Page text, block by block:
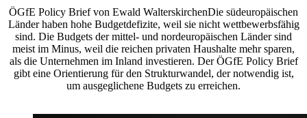
ÖGfE Policy Brief von Ewald WalterskirchenDie südeuropäischen
Länder haben hohe Budgetdefizite, weil sie nicht wettbewerbsfähig
sind. Die Budgets der mittel- und nordeuropäischen Länder sind
meist im Minus, weil die reichen privaten Haushalte mehr sparen,
als die Unternehmen im Inland investieren. Der ÖGfE Policy Brief
gibt eine Orientierung für den Strukturwandel, der notwendig ist,
um ausgeglichene Budgets zu erreichen.